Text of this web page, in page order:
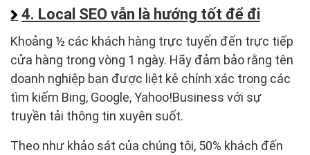
4. Local SEO vẫn là hướng tốt để đi
Khoảng ½ các khách hàng trực tuyến đến trực tiếp
cửa hàng trong vòng 1 ngày. Hãy đảm bảo rằng tên
doanh nghiệp bạn được liệt kê chính xác trong các
tìm kiếm Bing, Google, Yahoo!Business với sự
truyền tải thông tin xuyên suốt.
Theo như khảo sát của chúng tôi, 50% khách đến